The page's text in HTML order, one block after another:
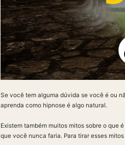
Se você tem alguma dúvida se você é ou
aprenda como hipnose é algo natural.
Existem também muitos mitos sobre o que
que você nunca faria. Para tirar esses